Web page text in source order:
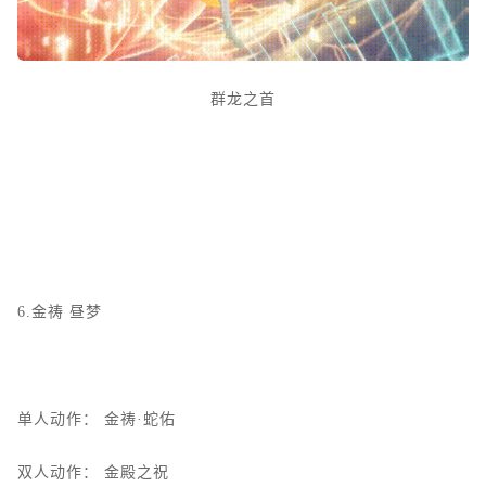
群龙之首
6.金祷 昼梦
单人动作： 金祷·蛇佑
双人动作： 金殿之祝